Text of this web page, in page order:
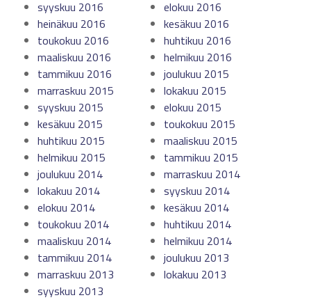
syyskuu 2016
elokuu 2016
heinäkuu 2016
kesäkuu 2016
toukokuu 2016
huhtikuu 2016
maaliskuu 2016
helmikuu 2016
tammikuu 2016
joulukuu 2015
marraskuu 2015
lokakuu 2015
syyskuu 2015
elokuu 2015
kesäkuu 2015
toukokuu 2015
huhtikuu 2015
maaliskuu 2015
helmikuu 2015
tammikuu 2015
joulukuu 2014
marraskuu 2014
lokakuu 2014
syyskuu 2014
elokuu 2014
kesäkuu 2014
toukokuu 2014
huhtikuu 2014
maaliskuu 2014
helmikuu 2014
tammikuu 2014
joulukuu 2013
marraskuu 2013
lokakuu 2013
syyskuu 2013